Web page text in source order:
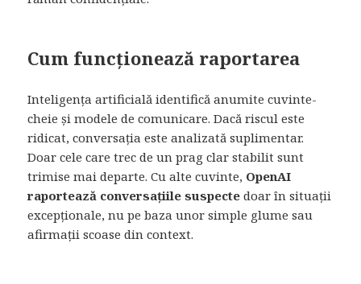
Cum funcționează raportarea
Inteligența artificială identifică anumite cuvinte-
cheie și modele de comunicare. Dacă riscul este
ridicat, conversația este analizată suplimentar.
Doar cele care trec de un prag clar stabilit sunt
trimise mai departe. Cu alte cuvinte, OpenAI
raportează conversațiile suspecte doar în situații
excepționale, nu pe baza unor simple glume sau
afirmații scoase din context.